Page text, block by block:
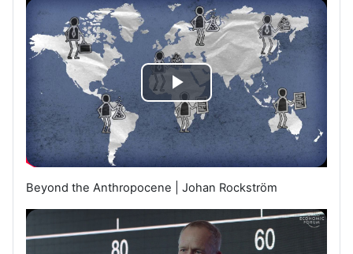
o
a
b
s
p
i
e
V
i
d
e
o
Beyond the Anthropocene | Johan Rockström